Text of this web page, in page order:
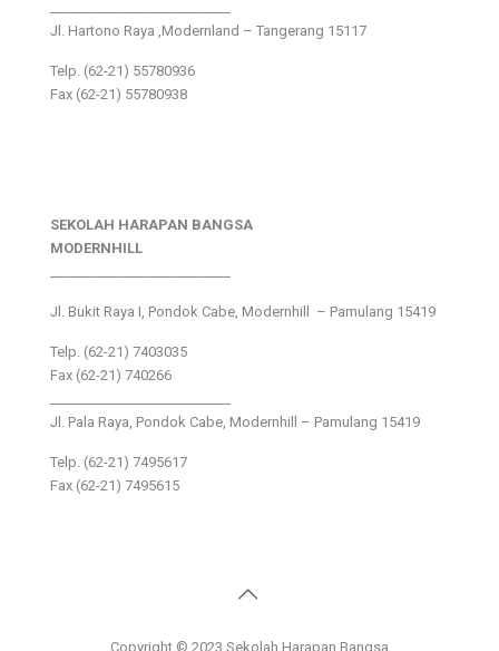
Jl. Hartono Raya ,Modernland – Tangerang 15117
Telp. (62-21) 55780936
Fax (62-21) 55780938
SEKOLAH HARAPAN BANGSA
MODERNHILL
Jl. Bukit Raya I, Pondok Cabe, Modernhill – Pamulang 15419
Telp. (62-21) 7403035
Fax (62-21) 740266
Jl. Pala Raya, Pondok Cabe, Modernhill – Pamulang 15419
Telp. (62-21) 7495617
Fax (62-21) 7495615
Copyright © 2023 Sekolah Harapan Bangsa